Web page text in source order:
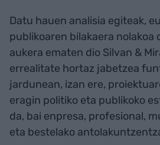
Datu hauen analisia egiteak,
publikoaren bilakaera nolakoa
aukera ematen dio Silvan &
errealitate hortaz jabetzea
jardunean, izan ere,
eragin politiko eta publikoko
da, bai enpresa, profesional,
eta bestelako